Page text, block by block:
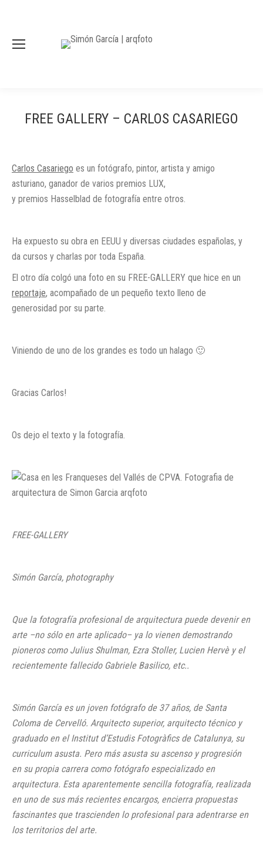
FREE GALLERY – CARLOS CASARIEGO
Carlos Casariego es un fotógrafo, pintor, artista y amigo
asturiano, ganador de varios premios LUX,
y premios Hasselblad de fotografía entre otros.
Ha expuesto su obra en EEUU y diversas ciudades españolas, y
da cursos y charlas por toda España.
El otro día colgó una foto en su FREE-GALLERY que hice en un
reportaje, acompañado de un pequeño texto lleno de
generosidad por su parte.
Viniendo de uno de los grandes es todo un halago 🙂
Gracias Carlos!
Os dejo el texto y la fotografía.
FREE-GALLERY
Simón García, photography
Que la fotografía profesional de arquitectura puede devenir en
arte –no sólo en arte aplicado– ya lo vienen demostrando
pioneros como Julius Shulman, Ezra Stoller, Lucien Hervè y el
recientemente fallecido Gabriele Basilico, etc..
Simón García es un joven fotógrafo de 37 años, de Santa
Coloma de Cervelló. Arquitecto superior, arquitecto técnico y
graduado en el Institut d’Estudis Fotogràfics de Catalunya, su
curriculum asusta. Pero más asusta su ascenso y progresión
en su propia carrera como fotógrafo especializado en
arquitectura. Esta aparentemente sencilla fotografía, realizada
en uno de sus más recientes encargos, encierra propuestas
fascinantes que trascienden lo profesional para adentrarse en
los territorios del arte.